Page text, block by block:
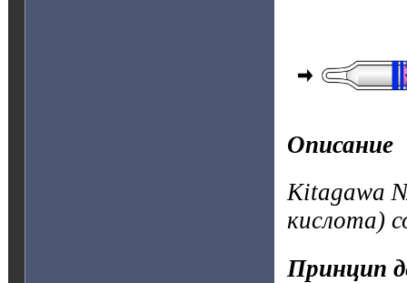
Описание
Kitagawa
кислота)
Принцип